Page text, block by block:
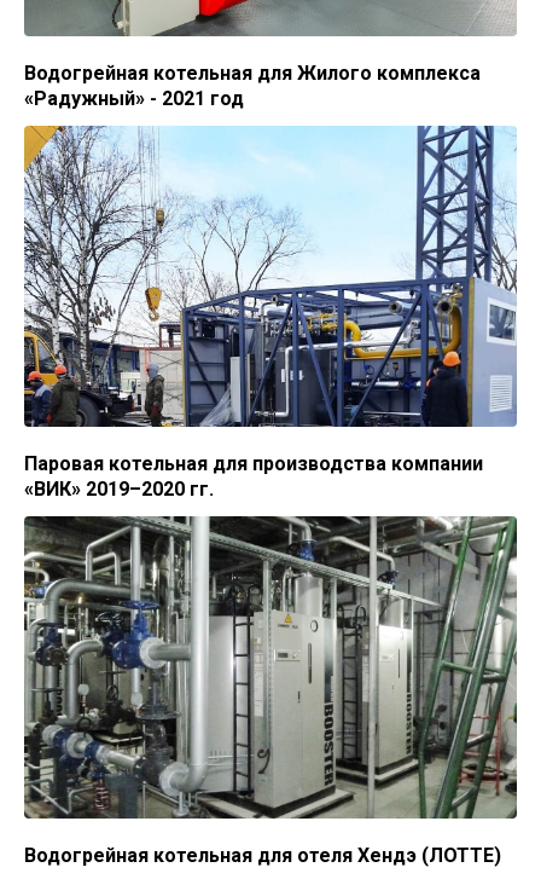
Водогрейная котельная для Жилого комплекса
«Радужный» - 2021 год
Паровая котельная для производства компании
«ВИК» 2019–2020 гг.
Водогрейная котельная для отеля Хендэ (ЛОТТЕ)